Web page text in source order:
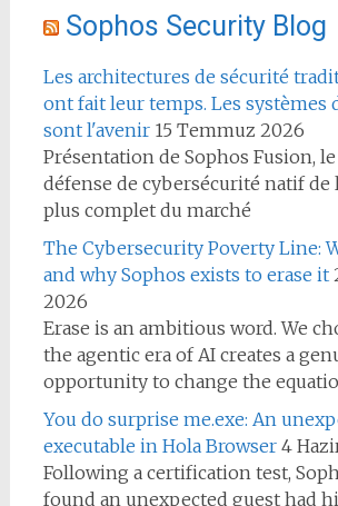
Sophos Security Blog
Les architectures de sécurité
ont fait leur temps. Les systèmes
sont l'avenir 15 Temmuz 2026
Présentation de Sophos Fusion,
défense de cybersécurité natif de
plus complet du marché
The Cybersecurity Poverty Line:
and why Sophos exists to erase it
2026
Erase is an ambitious word. We
the agentic era of AI creates a
opportunity to change the
You do surprise me.exe: An
executable in Hola Browser 4
Following a certification test,
found an unexpected guest had